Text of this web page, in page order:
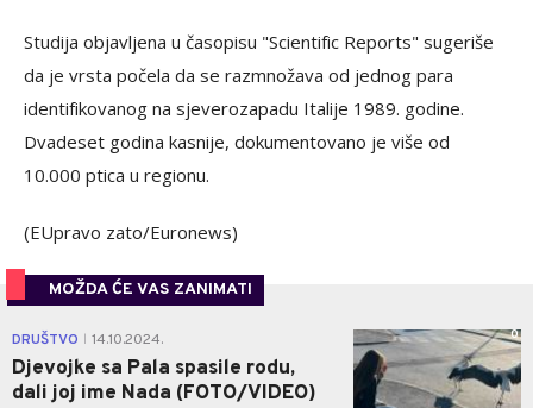
Studija objavljena u časopisu "Scientific Reports" sugeriše
da je vrsta počela da se razmnožava od jednog para
identifikovanog na sjeverozapadu Italije 1989. godine.
Dvadeset godina kasnije, dokumentovano je više od
10.000 ptica u regionu.
(EUpravo zato/Euronews)
MOŽDA ĆE VAS ZANIMATI
DRUŠTVO 14.10.2024.
Djevojke sa Pala spasile rodu,
dali joj ime Nada (FOTO/VIDEO)
0